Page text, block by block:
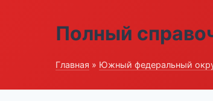
Полный
Главная » Южный федеральный